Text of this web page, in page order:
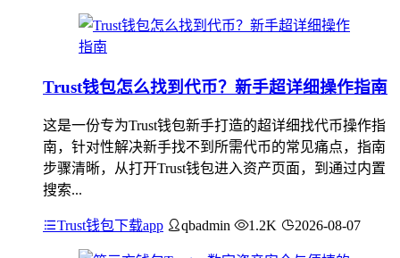
Trust钱包怎么找到代币？新手超详细操作指南
这是一份专为Trust钱包新手打造的超详细找代币操作指
南，针对性解决新手找不到所需代币的常见痛点，指南
步骤清晰，从打开Trust钱包进入资产页面，到通过内置
搜索...
Trust钱包下载app qbadmin 1.2K 2026-08-07